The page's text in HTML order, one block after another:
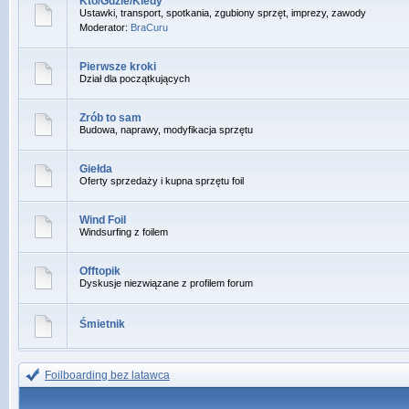
Ustawki, transport, spotkania, zgubiony sprzęt, imprezy, zawody
Moderator: BraCuru
Pierwsze kroki
Dział dla początkujących
Zrób to sam
Budowa, naprawy, modyfikacja sprzętu
Giełda
Oferty sprzedaży i kupna sprzętu foil
Wind Foil
Windsurfing z foilem
Offtopik
Dyskusje niezwiązane z profilem forum
Śmietnik
Foilboarding bez latawca